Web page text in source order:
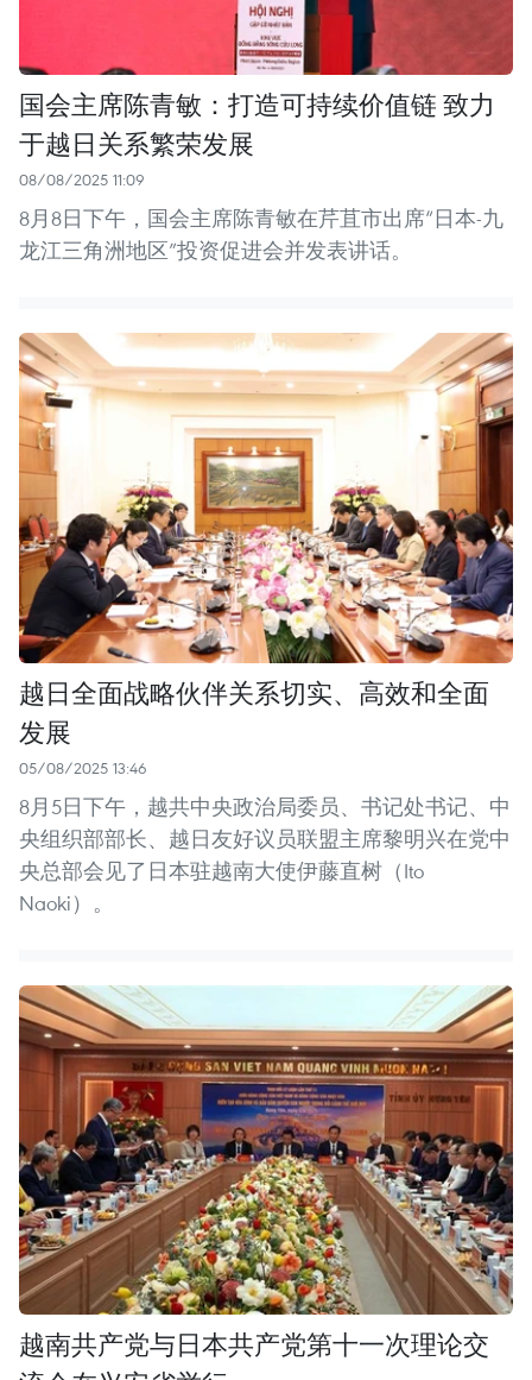
国会主席陈青敏：打造可持续价值链 致力
于越日关系繁荣发展
08/08/2025 11:09
8月8日下午，国会主席陈青敏在芹苴市出席“日本-九
龙江三角洲地区”投资促进会并发表讲话。
越日全面战略伙伴关系切实、高效和全面
发展
05/08/2025 13:46
8月5日下午，越共中央政治局委员、书记处书记、中
央组织部部长、越日友好议员联盟主席黎明兴在党中
央总部会见了日本驻越南大使伊藤直树（Ito
Naoki）。
越南共产党与日本共产党第十一次理论交